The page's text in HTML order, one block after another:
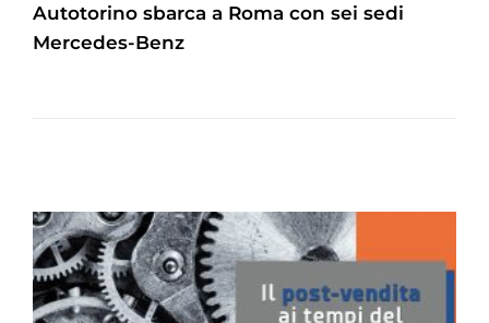
Autotorino sbarca a Roma con sei sedi
Mercedes-Benz